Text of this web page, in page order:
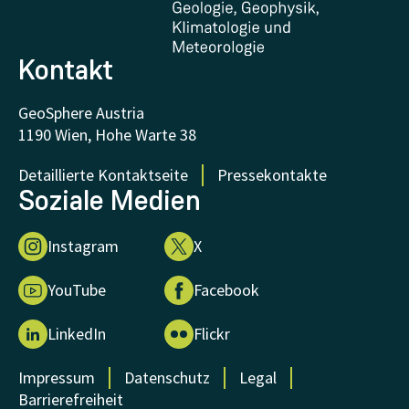
FAQ - Häufig gestellte Fragen
Forschung unterstützen
Kontakt
GeoSphere Austria
1190 Wien, Hohe Warte 38
Detaillierte Kontaktseite
Pressekontakte
Soziale Medien
Instagram X
YouTube Facebook
LinkedIn Flickr
Impressum Datenschutz
Legal
Barrierefreiheit